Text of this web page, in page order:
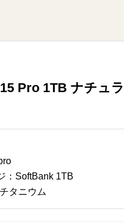
Pro 1TB ナチュ
：SoftBank 1TB
タニウム